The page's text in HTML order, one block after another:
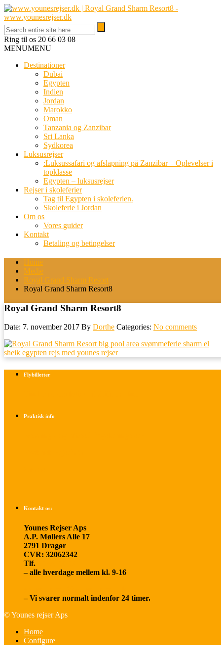
Ring til os 20 66 03 08
MENUMENU
Destinationer
Dubai
Egypten
Indien
Jordan
Marokko
Oman
Tanzania og Zanzibar
Sri Lanka
Sydkorea
Luksusrejser
:Luksussafari og afslapning på Zanzibar – Oplevelser i
topklasse
Egypten – luksusrejser
Rejser i skoleferier
Tag til Egypten i skoleferien.
Skoleferie i Jordan
Om os
Vores guider
Kontakt
Betaling og betingelser
Home
Medie
Royal Grand Sharm Resort
Royal Grand Sharm Resort8
Royal Grand Sharm Resort8
Date: 7. november 2017 By Dorthe Categories: No comments
Flybilletter
Praktisk info
Kontakt os:
Younes Rejser Aps
A.P. Møllers Alle 17
2791 Dragør
CVR: 32062342
Tlf.
– alle hverdage mellem kl. 9-16
– Vi svarer normalt indenfor 24 timer.
© Younes rejser Aps
Home
Configure